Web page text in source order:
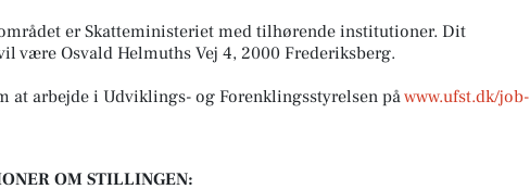
er Skatteministeriet med tilhørende institutioner. Dit
være Osvald Helmuths Vej 4, 2000 Frederiksberg.
at arbejde i Udviklings- og Forenklingsstyrelsen påwww.ufst.dk/job-
OM STILLINGEN: